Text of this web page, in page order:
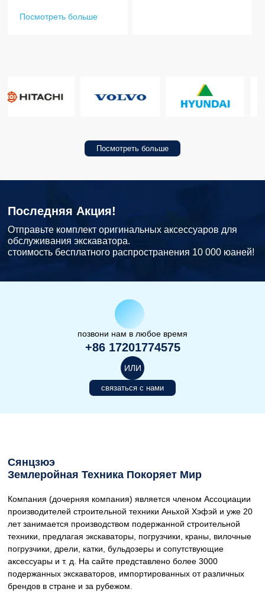
Посмотреть больше
Посмотреть больше
Последняя Акция!
Отправьте комплект оригинальных аксессуаров для
обслуживания экскаватора.
стоимость бесплатного распространения 10 000 юаней!
позвони нам в любое время
+86 17201774575
ИЛИ
связаться с нами
Сянцзюэ
Землеройная Техника Покоряет Мир
Компания (дочерняя компания) является членом Ассоциации
производителей строительной техники Аньхой Хэфэй и уже 20
лет занимается производством подержанной строительной
техники, предлагая экскаваторы, погрузчики, краны, вилочные
погрузчики, дрели, катки, бульдозеры и сопутствующие
аксессуары и т. д. На сайте представлено более 3000
подержанных экскаваторов, импортированных от различных
брендов в стране и за рубежом.